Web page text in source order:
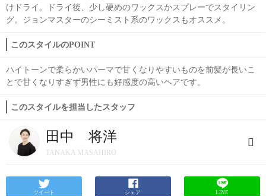
けドライ。ドライ後、少し硬めのワックスかスプレーでスタイリン
グ。ジョンマスターのシーミスト系のワックスもオススメ。
このスタイルのPOINT
ハイトーンで柔らかいパーマで甘くなりやすいものを前髪が長いこ
とで甘くなりすぎず男性にも好感度の高いヘアです。
このスタイルを担当したスタッフ
田中 将洋
TANAKA MASAHIRO
ツイート シェア LINE